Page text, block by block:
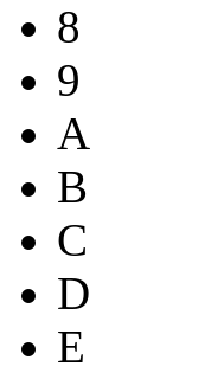
8
9
A
B
C
D
E